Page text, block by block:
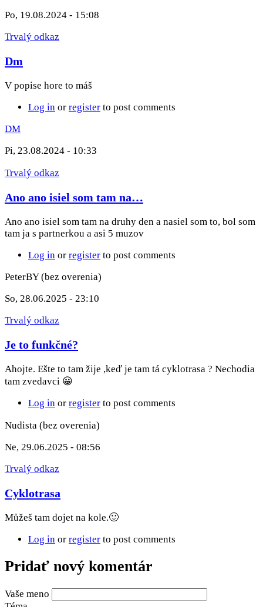
Po, 19.08.2024 - 15:08
Trvalý odkaz
Dm
V popise hore to máš
Log in or register to post comments
DM
Pi, 23.08.2024 - 10:33
Trvalý odkaz
Ano ano isiel som tam na…
Ano ano isiel som tam na druhy den a nasiel som to, bol som
tam ja s partnerkou a asi 5 muzov
Log in or register to post comments
PeterBY (bez overenia)
So, 28.06.2025 - 23:10
Trvalý odkaz
Je to funkčné?
Ahojte. Ešte to tam žije ,keď je tam tá cyklotrasa ? Nechodia
tam zvedavci 😀
Log in or register to post comments
Nudista (bez overenia)
Ne, 29.06.2025 - 08:56
Trvalý odkaz
Cyklotrasa
Můžeš tam dojet na kole.🙂
Log in or register to post comments
Pridať nový komentár
Vaše meno